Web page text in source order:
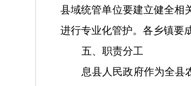
县域统管单位要建立健全相
进行专业化管护。各乡镇要
五、职责分工
息县人民政府作为全县